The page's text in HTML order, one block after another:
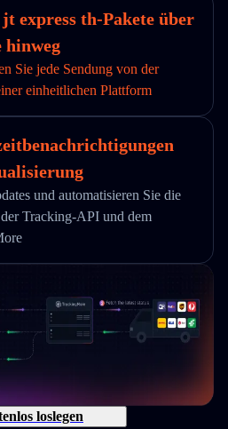
express th-Pakete über
hinweg
Sie jede Sendung von der
einheitlichen Plattform
und automatisieren Sie die
Tracking-API und dem
loslegen